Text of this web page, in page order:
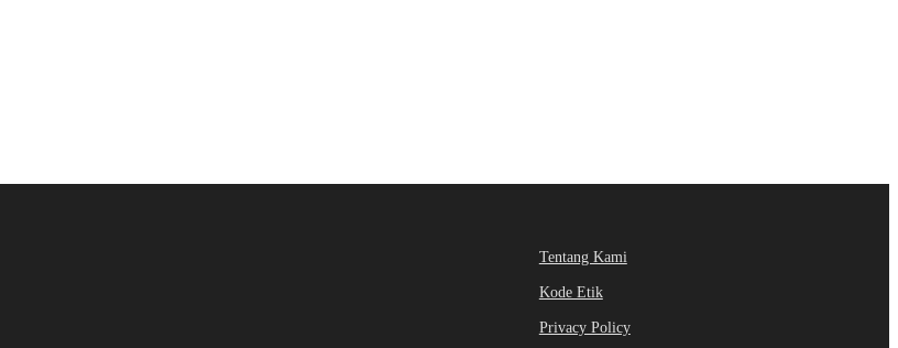
Tentang Kami
Kode Etik
Privacy Policy